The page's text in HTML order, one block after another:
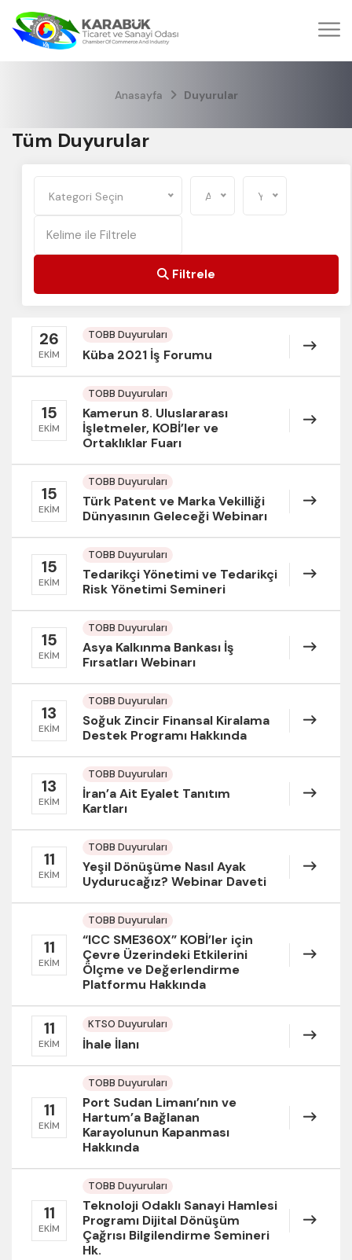
Anasayfa Duyurular
Tüm Duyurular
Kategori Seçin
Filtrele
26
EKIM
TOBB Duyuruları
Küba 2021 İş Forumu
15
EKIM
TOBB Duyuruları
Kamerun 8. Uluslararası
İşletmeler, KOBİ’ler ve
Ortaklıklar Fuarı
15
EKIM
TOBB Duyuruları
Türk Patent ve Marka Vekilliği
Dünyasının Geleceği Webinarı
15
EKIM
TOBB Duyuruları
Tedarikçi Yönetimi ve Tedarikçi
Risk Yönetimi Semineri
15
EKIM
TOBB Duyuruları
Asya Kalkınma Bankası İş
Fırsatları Webinarı
13
EKIM
TOBB Duyuruları
Soğuk Zincir Finansal Kiralama
Destek Programı Hakkında
13
EKIM
TOBB Duyuruları
İran’a Ait Eyalet Tanıtım
Kartları
11
EKIM
TOBB Duyuruları
Yeşil Dönüşüme Nasıl Ayak
Uydurucağız? Webinar Daveti
11
EKIM
TOBB Duyuruları
“ICC SME360X” KOBİ’ler için
Çevre Üzerindeki Etkilerini
Ölçme ve Değerlendirme
Platformu Hakkında
11
EKIM
KTSO Duyuruları
İhale İlanı
11
EKIM
TOBB Duyuruları
Port Sudan Limanı’nın ve
Hartum’a Bağlanan
Karayolunun Kapanması
Hakkında
11
EKIM
TOBB Duyuruları
Teknoloji Odaklı Sanayi Hamlesi
Programı Dijital Dönüşüm
Çağrısı Bilgilendirme Semineri
Hk.